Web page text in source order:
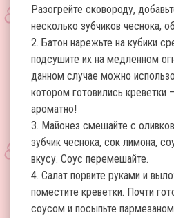
Разогрейте сковороду,
несколько зубчиков чеснока,
2. Батон нарежьте на кубики
подсушите их на медленном
данном случае можно
котором готовились креветки
ароматно!
3. Майонез смешайте с
зубчик чеснока, сок лимона,
вкусу. Соус перемешайте.
4. Салат порвите руками и
поместите креветки. Почти
соусом и посыпьте